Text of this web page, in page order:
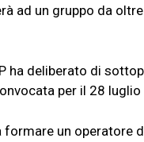
ad un gruppo da
ha deliberato di
per il 28
formare un operatore